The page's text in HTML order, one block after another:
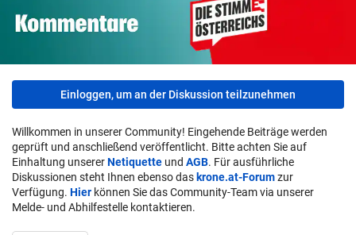
Einloggen, um an der Diskussion teilzunehmen
Willkommen in unserer Community! Eingehende Beiträge werden
geprüft und anschließend veröffentlicht. Bitte achten Sie auf
Einhaltung unsererNetiquette und AGB. Für ausführliche
Diskussionen steht Ihnen ebenso das krone.at-Forumzur
Verfügung. Hier können Sie das Community-Team via unserer
Melde- und Abhilfestelle kontaktieren.